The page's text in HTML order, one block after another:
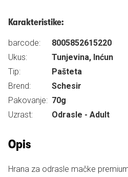
Karakteristike:
barcode:
8005852615220
Ukus:
Tunjevina, Inćun
Tip:
Pašteta
Brend:
Schesir
Pakovanje: 70g
Uzrast:
Odrasle - Adult
Opis
Hrana za odrasle mačke